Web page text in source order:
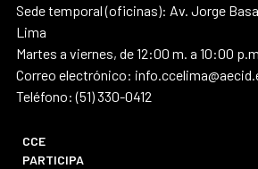
Sede temporal (oficinas): Av. Jorge
Lima
Martes a viernes, de 12:00 m. a 10:00
Correo electrónico:
Teléfono: (51) 330-0412
CCE
PARTICIPA